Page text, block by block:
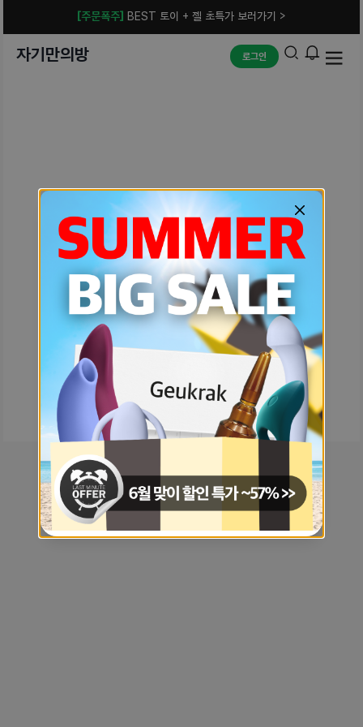
[주문폭주] BEST 토이 + 젤 초특가 보러가기 >
자기만의방 로그인
예상치 못한 에러입니다.